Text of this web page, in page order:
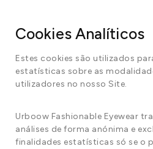
Cookies Analíticos
Estes cookies são utilizados
estatísticas sobre as
utilizadores no nosso Site.
Urboow Fashionable Eyewear
análises de forma anónima e
finalidades estatísticas só se o